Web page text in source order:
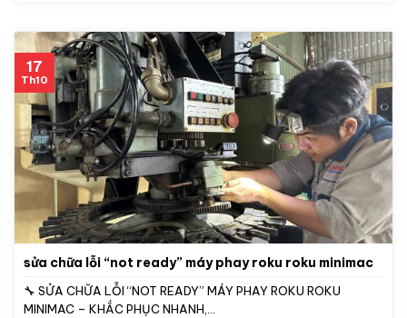
sửa chữa lỗi “not ready” máy phay roku roku minimac
🔧 SỬA CHỮA LỖI “NOT READY” MÁY PHAY ROKU ROKU
MINIMAC – KHẮC PHỤC NHANH,...
17
Th10